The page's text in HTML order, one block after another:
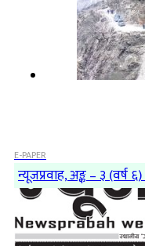
E-PAPER
न्यूजप्रवाह, अङ्क – ३ (वर्ष